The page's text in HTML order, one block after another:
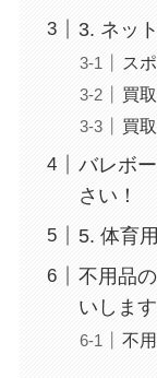
3. ネッ
ス
買
買
バレボ
さい！
5. 体育
不用品
いします
不